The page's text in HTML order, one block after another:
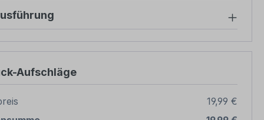
Aufschläge
19,99 €